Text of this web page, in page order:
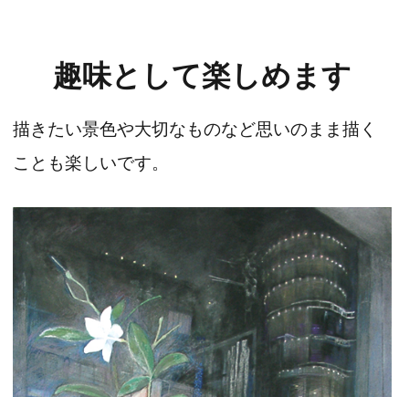
趣味として楽しめます
描きたい景色や大切なものなど思いのまま描く
ことも楽しいです。